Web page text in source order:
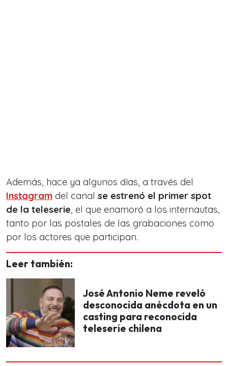
Además, hace ya algunos días, a través del
Instagram del canal se estrenó el primer spot
de la teleserie, el que enamoró a los internautas,
tanto por las postales de las grabaciones como
por los actores que participan.
Leer también:
José Antonio Neme reveló
desconocida anécdota en un
casting para reconocida
teleserie chilena